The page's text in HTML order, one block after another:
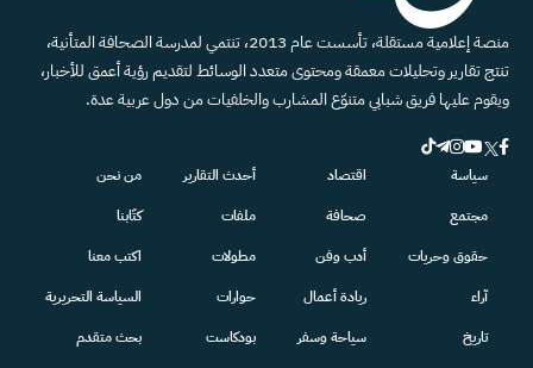
منصة إعلامية مستقلة، تأسست عام 2013، تنتمي لمدرسة الصحافة المتأنية،
تنتج تقارير وتحليلات معمقة ومحتوى متعدد الوسائط لتقديم رؤية أعمق للأخبار،
ويقوم عليها فريق شبابي متنوّع المشارب والخلفيات من دول عربية عدة.
سياسة
مجتمع
حقوق وحريات
آراء
تاريخ
اقتصاد
صحافة
أدب وفن
ريادة أعمال
سياحة وسفر
أحدث التقارير
ملفات
مطولات
حوارات
بودكاست
من نحن
كتّابنا
اكتب معنا
السياسة التحريرية
بحث متقدم